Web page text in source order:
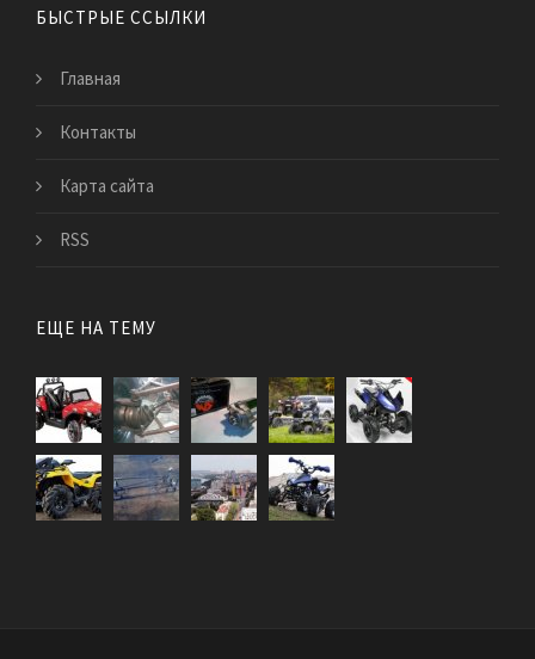
БЫСТРЫЕ ССЫЛКИ
Главная
Контакты
Карта сайта
RSS
ЕЩЕ НА ТЕМУ